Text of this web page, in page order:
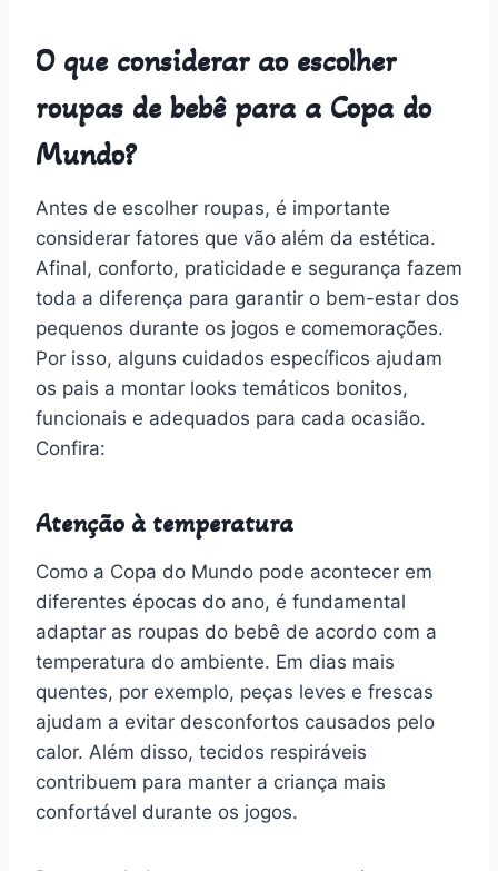
O que considerar ao escolher
roupas de bebê para a Copa do
Mundo?
Antes de escolher roupas, é importante
considerar fatores que vão além da estética.
Afinal, conforto, praticidade e segurança fazem
toda a diferença para garantir o bem-estar dos
pequenos durante os jogos e comemorações.
Por isso, alguns cuidados específicos ajudam
os pais a montar looks temáticos bonitos,
funcionais e adequados para cada ocasião.
Confira:
Atenção à temperatura
Como a Copa do Mundo pode acontecer em
diferentes épocas do ano, é fundamental
adaptar as roupas do bebê de acordo com a
temperatura do ambiente. Em dias mais
quentes, por exemplo, peças leves e frescas
ajudam a evitar desconfortos causados pelo
calor. Além disso, tecidos respiráveis
contribuem para manter a criança mais
confortável durante os jogos.